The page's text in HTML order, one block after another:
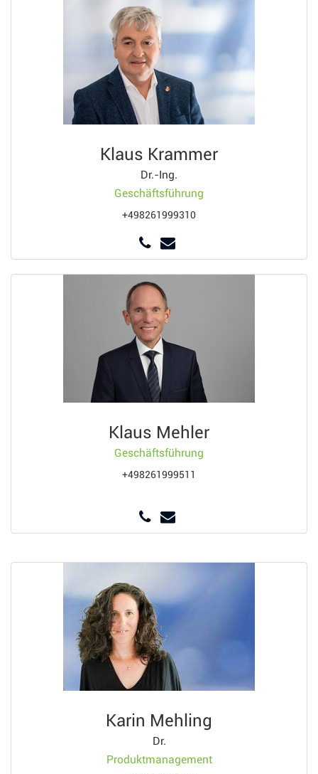
Klaus Krammer
Dr.-Ing.
Geschäftsführung
+498261999310
Klaus Mehler
Geschäftsführung
+498261999511
Karin Mehling
Dr.
Produktmanagement